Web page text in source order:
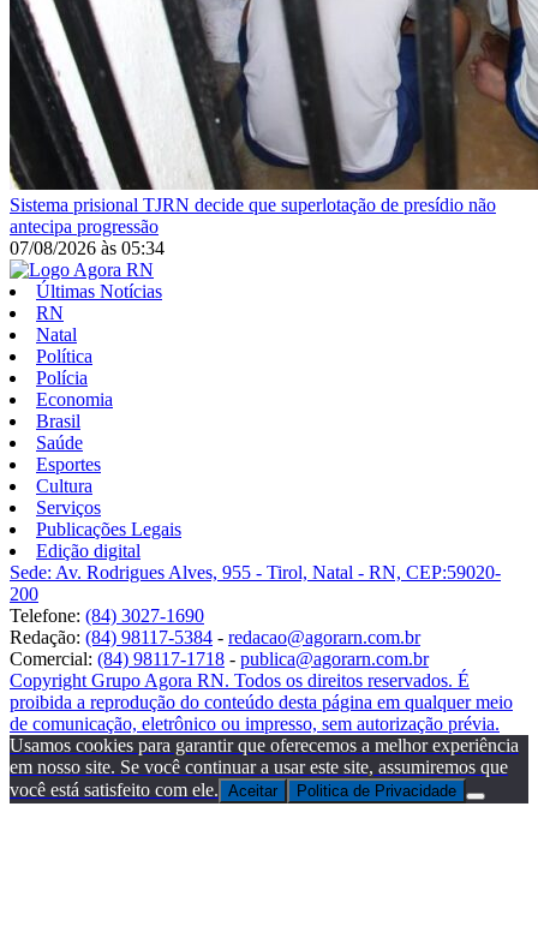
Sistema prisional TJRN decide que superlotação de presídio não
antecipa progressão
07/08/2026 às 05:34
Últimas Notícias
RN
Natal
Política
Polícia
Economia
Brasil
Saúde
Esportes
Cultura
Serviços
Publicações Legais
Edição digital
Sede: Av. Rodrigues Alves, 955 - Tirol, Natal - RN, CEP:59020-
200
Telefone: (84) 3027-1690
Redação: (84) 98117-5384 - redacao@agorarn.com.br
Comercial: (84) 98117-1718 - publica@agorarn.com.br
Copyright Grupo Agora RN. Todos os direitos reservados. É
proibida a reprodução do conteúdo desta página em qualquer meio
de comunicação, eletrônico ou impresso, sem autorização prévia.
Usamos cookies para garantir que oferecemos a melhor experiência
em nosso site. Se você continuar a usar este site, assumiremos que
você está satisfeito com ele. Aceitar Politica de Privacidade